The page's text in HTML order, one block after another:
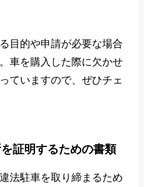
目的や申請が必要な場合
車を購入した際に欠かせ
ていますので、ぜひチェ
証明するための書類
法駐車を取り締まるため